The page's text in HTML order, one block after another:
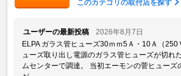
このカテゴリの取付店を探す
ユーザーの最新投稿
2026年8月7日
ELPA ガラス管ヒューズ30ｍｍ5Ａ・10Ａ（250
ューズ取り出し電源のガラス管ヒューズが切れ
ムセンターで調達。 当初エーモンの菅ヒューズ